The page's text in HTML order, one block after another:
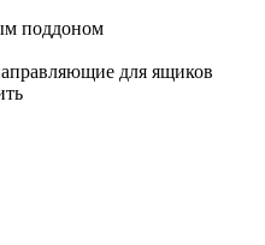
поддоном
для ящиков